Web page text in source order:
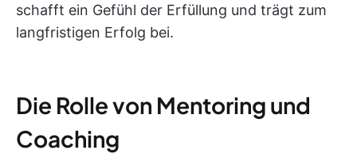
schafft ein Gefühl der Erfüllung und trägt zum
langfristigen Erfolg bei.
Die Rolle von Mentoring und
Coaching